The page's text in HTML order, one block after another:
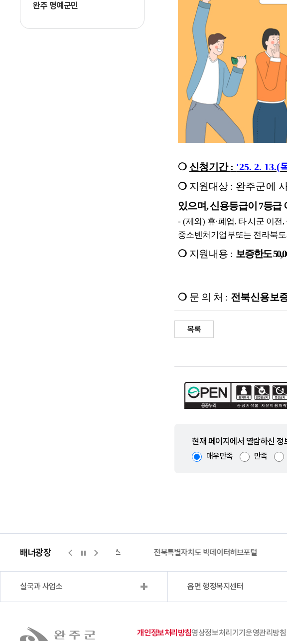
완주 명예군민
❍ 신청기간: '25. 2. 13.(
❍ 지원대상 : 완주군에
있으며,신용등급이 7등급
- (제외 ) 휴·폐업, 타 시군 이전,
중소벤처기업부또는 전라북
❍ 지원내용 : 보증한도
❍ 문 의 처 : 전북신용보
목록
현재 페이지에서 열람하신
매우만족 만족
배너광장
지적측량바로처리센터 위택스 전북특별자치도 빅데이터허브포털
실국과 사업소 읍면 행정복지센터
개인정보처리방침영상정보처리기기운영관리방침